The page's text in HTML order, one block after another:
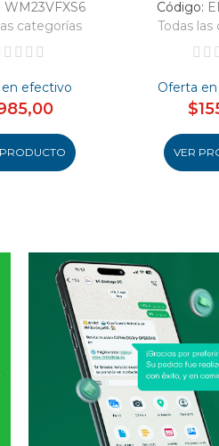
WM23VFXS6
categorías
efectivo
Código:
Todas
Oferta
VER